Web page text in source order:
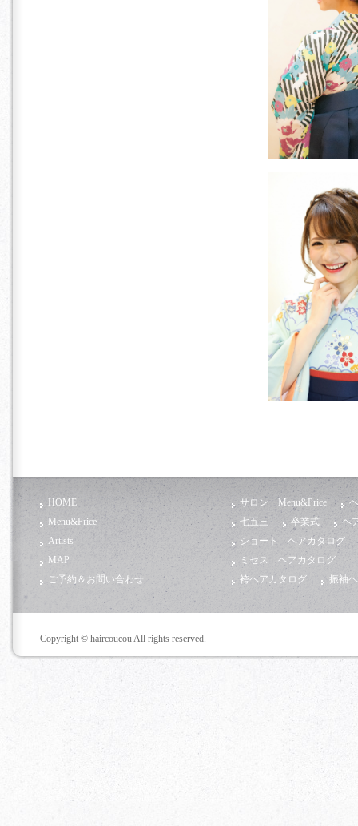
HOME
Menu&Price
Artists
MAP
ご予約＆お問い合わせ
サロン Menu&Price
七五三
卒業式
ヘ
ショート ヘアカタログ
ミセス ヘアカタログ
袴ヘアカタログ
振袖
Copyright © haircoucou All rights reserved.